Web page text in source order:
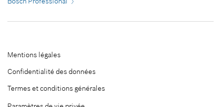
Mentions légales
Confidentialité des données
Termes et conditions générales